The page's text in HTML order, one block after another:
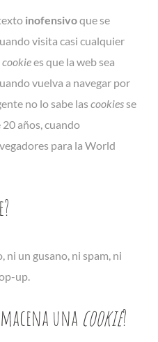
inofensivoque se
visita casi cualquier
cookiees que la web sea
vuelva a navegar por
no lo sabe las cookiesse
años, cuando
para la World
ni un gusano, ni spam, ni
up.
una cookie?